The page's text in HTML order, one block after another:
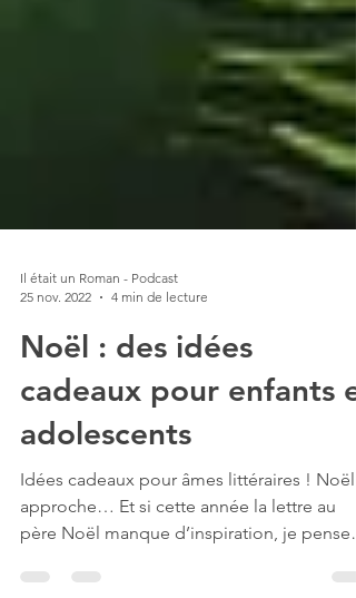
25 nov. 2022
4 min de lecture
Noël : des idées
cadeaux pour enfants et
adolescents
Idées cadeaux pour âmes littéraires ! Noël
approche… Et si cette année la lettre au
père Noël manque d’inspiration, je pense